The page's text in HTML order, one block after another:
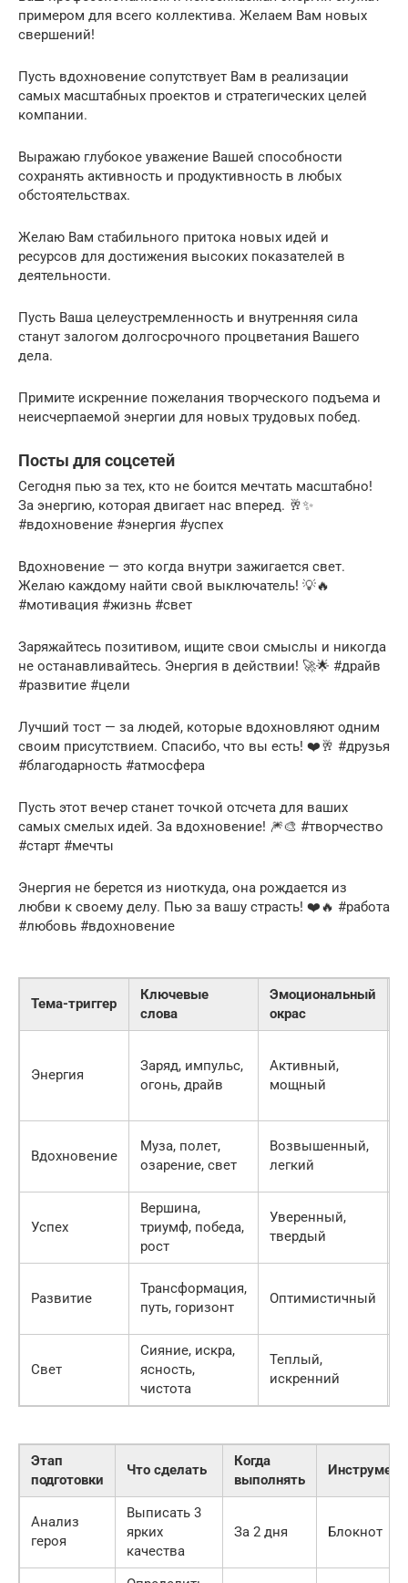
примером для всего коллектива. Желаем Вам новых
свершений!
Пусть вдохновение сопутствует Вам в реализации
самых масштабных проектов и стратегических целей
компании.
Выражаю глубокое уважение Вашей способности
сохранять активность и продуктивность в любых
обстоятельствах.
Желаю Вам стабильного притока новых идей и
ресурсов для достижения высоких показателей в
деятельности.
Пусть Ваша целеустремленность и внутренняя сила
станут залогом долгосрочного процветания Вашего
дела.
Примите искренние пожелания творческого подъема и
неисчерпаемой энергии для новых трудовых побед.
Посты для соцсетей
Сегодня пью за тех, кто не боится мечтать масштабно!
За энергию, которая двигает нас вперед. 🥂✨
#вдохновение #энергия #успех
Вдохновение — это когда внутри зажигается свет.
Желаю каждому найти свой выключатель! 💡🔥
#мотивация #жизнь #свет
Заряжайтесь позитивом, ищите свои смыслы и никогда
не останавливайтесь. Энергия в действии! 🚀🌟 #драйв
#развитие #цели
Лучший тост — за людей, которые вдохновляют одним
своим присутствием. Спасибо, что вы есть! ❤️🥂 #друзья
#благодарность #атмосфера
Пусть этот вечер станет точкой отсчета для ваших
самых смелых идей. За вдохновение! 🎆🎨 #творчество
#старт #мечты
Энергия не берется из ниоткуда, она рождается из
любви к своему делу. Пью за вашу страсть! ❤️🔥 #работа
#любовь #вдохновение
Тема-триггер
Ключевые
слова
Эмоциональный
окрас
Энергия
Заряд, импульс,
огонь, драйв
Активный,
мощный
Вдохновение
Муза, полет,
озарение, свет
Возвышенный,
легкий
Успех
Вершина,
триумф, победа,
рост
Уверенный,
твердый
Развитие
Трансформация,
путь, горизонт
Оптимистичный
Свет
Сияние, искра,
ясность,
чистота
Теплый,
искренний
Этап
подготовки
Что сделать
Когда
выполнять
Инструмент
Анализ
героя
Выписать 3
ярких
качества
За 2 дня Блокнот